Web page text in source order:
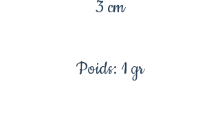
3 cm
Poids: 1 gr